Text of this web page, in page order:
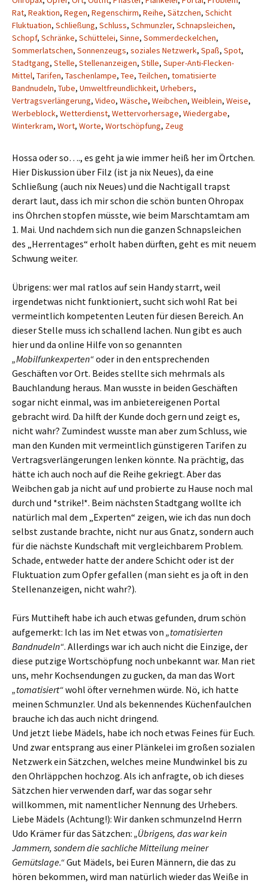
Rat, Reaktion, Regen, Regenschirm, Reihe, Sätzchen, Schicht
Fluktuation, Schließung, Schluss, Schmunzler, Schnapsleichen,
Schopf, Schränke, Schüttelei, Sinne, Sommerdeckelchen,
Sommerlatschen, Sonnenzeugs, soziales Netzwerk, Spaß, Spot,
Stadtgang, Stelle, Stellenanzeigen, Stille, Super-Anti-Flecken-
Mittel, Tarifen, Taschenlampe, Tee, Teilchen, tomatisierte
Bandnudeln, Tube, Umweltfreundlichkeit, Urhebers,
Vertragsverlängerung, Video, Wäsche, Weibchen, Weiblein, Weise,
Werbeblock, Wetterdienst, Wettervorhersage, Wiedergabe,
Winterkram, Wort, Worte, Wortschöpfung, Zeug
Hossa oder so…., es geht ja wie immer heiß her im Örtchen.
Hier Diskussion über Filz (ist ja nix Neues), da eine
Schließung (auch nix Neues) und die Nachtigall trapst
derart laut, dass ich mir schon die schön bunten Ohropax
ins Öhrchen stopfen müsste, wie beim Marschtamtam am
1. Mai. Und nachdem sich nun die ganzen Schnapsleichen
des „Herrentages“ erholt haben dürften, geht es mit neuem
Schwung weiter.
Übrigens: wer mal ratlos auf sein Handy starrt, weil
irgendetwas nicht funktioniert, sucht sich wohl Rat bei
vermeintlich kompetenten Leuten für diesen Bereich. An
dieser Stelle muss ich schallend lachen. Nun gibt es auch
hier und da online Hilfe von so genannten
„Mobilfunkexperten“oder in den entsprechenden
Geschäften vor Ort. Beides stellte sich mehrmals als
Bauchlandung heraus. Man wusste in beiden Geschäften
sogar nicht einmal, was im anbietereigenen Portal
gebracht wird. Da hilft der Kunde doch gern und zeigt es,
nicht wahr? Zumindest wusste man aber zum Schluss, wie
man den Kunden mit vermeintlich günstigeren Tarifen zu
Vertragsverlängerungen lenken könnte. Na prächtig, das
hätte ich auch noch auf die Reihe gekriegt. Aber das
Weibchen gab ja nicht auf und probierte zu Hause noch mal
durch und *strike!*. Beim nächsten Stadtgang wollte ich
natürlich mal dem „Experten“ zeigen, wie ich das nun doch
selbst zustande brachte, nicht nur aus Gnatz, sondern auch
für die nächste Kundschaft mit vergleichbarem Problem.
Schade, entweder hatte der andere Schicht oder ist der
Fluktuation zum Opfer gefallen (man sieht es ja oft in den
Stellenanzeigen, nicht wahr?).
Fürs Muttiheft habe ich auch etwas gefunden, drum schön
aufgemerkt: Ich las im Net etwas von „tomatisierten
Bandnudeln“. Allerdings war ich auch nicht die Einzige, der
diese putzige Wortschöpfung noch unbekannt war. Man riet
uns, mehr Kochsendungen zu gucken, da man das Wort
„tomatisiert“wohl öfter vernehmen würde. Nö, ich hatte
meinen Schmunzler. Und als bekennendes Küchenfaulchen
brauche ich das auch nicht dringend.
Und jetzt liebe Mädels, habe ich noch etwas Feines für Euch.
Und zwar entsprang aus einer Plänkelei im großen sozialen
Netzwerk ein Sätzchen, welches meine Mundwinkel bis zu
den Ohrläppchen hochzog. Als ich anfragte, ob ich dieses
Sätzchen hier verwenden darf, war das sogar sehr
willkommen, mit namentlicher Nennung des Urhebers.
Liebe Mädels (Achtung!): Wir danken schmunzelnd Herrn
Udo Krämer für das Sätzchen: „Übrigens, das war kein
Jammern, sondern die sachliche Mitteilung meiner
Gemütslage.“Gut Mädels, bei Euren Männern, die das zu
hören bekommen, wird man natürlich wieder das Weiße in